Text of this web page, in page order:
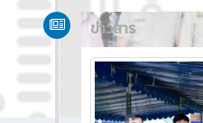
ข่าวสาร